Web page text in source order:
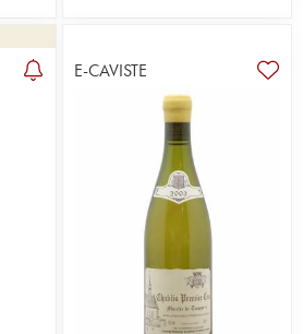
E-CAVISTE